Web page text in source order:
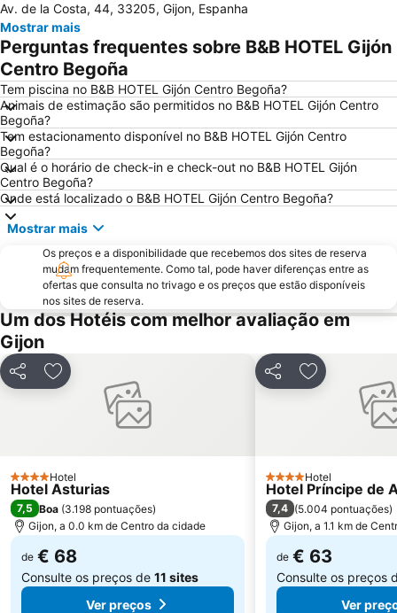
Iglesia de Santa Eulalia de Serolio
Source of the 7 channels
Senda del oso
Parque Isabel la Católica
Reserva Natural Parcial de la Ría de Villaviciosa
Catedral de Oviedo
Antigua Universidad de Oviedo
Parque de San Francisco
La Isla
Aquasella
Estación de autobuses
Puente romano de Colloto
de Tazones
Iglesia vieja de Sabugo
Galiana
Calle Gascona
Paseo Marítimo de Gijón
El Coto
Palacio Revillagigedo
Las Mestas
Jove
Vega
La Palmera
Centro comercial Salesas
Sierra del Sueve
Arenal de Morís
Pesca del salmón en el Río Sella
Cabo Vidío y Faro
Av. de la Costa, 44, 33205, Gijon, Espanha
Mostrar mais
Perguntas frequentes sobre B&B HOTEL Gijón
Centro Begoña
Tem piscina no B&B HOTEL Gijón Centro Begoña?
Animais de estimação são permitidos no B&B HOTEL Gijón Centro
Begoña?
Tem estacionamento disponível no B&B HOTEL Gijón Centro
Begoña?
Qual é o horário de check-in e check-out no B&B HOTEL Gijón
Centro Begoña?
Onde está localizado o B&B HOTEL Gijón Centro Begoña?
Mostrar mais
Os preços e a disponibilidade que recebemos dos sites de reserva
mudam frequentemente. Como tal, pode haver diferenças entre as
ofertas que consulta no trivago e os preços que estão disponíveis
nos sites de reserva.
Um dos Hotéis com melhor avaliação em
Gijon
PartilharAdicionar aos favoritos
4 Estrelas
Hotel
Hotel Asturias
7,5 Boa (3.198 pontuações)
Gijon, a 0.0 km de Centro da cidade
de € 68
Consulte os preços de 11 sites
Ver preços
PartilharAdicionar
4 Estrelas
Hotel
Hotel Príncipe de
7,4 (5.004 pontuações)
Gijon, a 1.1 km de
de € 63
Consulte os preços
Ver